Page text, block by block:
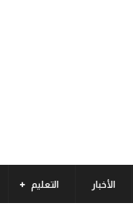
الأخبار التعليم